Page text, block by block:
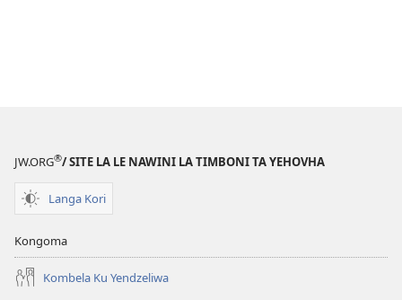
JW.ORG®/ SITE LA LE NAWINI LA TIMBONI TA YEHOVHA
Langa Kori
Kongoma
Kombela Ku Yendzeliwa